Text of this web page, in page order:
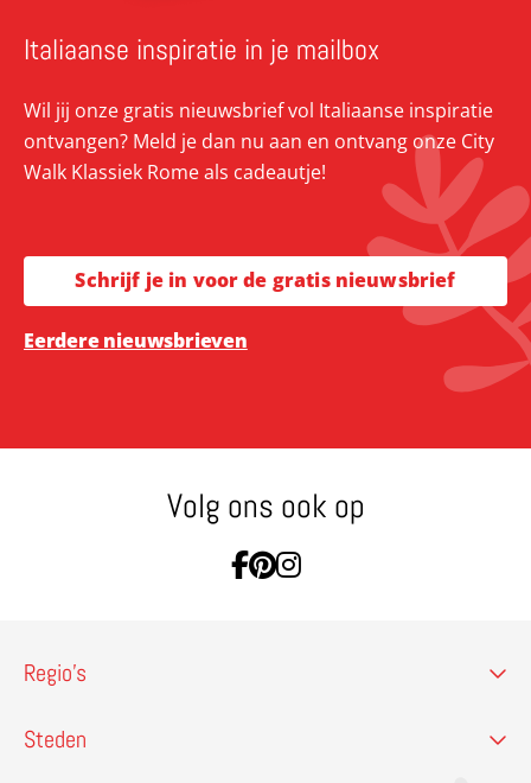
Italiaanse inspiratie in je mailbox
Wil jij onze gratis nieuwsbrief vol Italiaanse inspiratie
ontvangen? Meld je dan nu aan en ontvang onze City
Walk Klassiek Rome als cadeautje!
Schrijf je in voor de gratis nieuwsbrief
Eerdere nieuwsbrieven
Volg ons ook op
Ga naar Facebook
Ga naar Pinterest
Ga naar Instagram
Regio’s
Steden